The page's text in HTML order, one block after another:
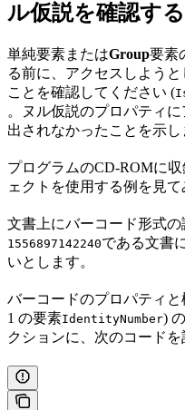
ル仮説を確認する
単純要素またはGroup要素
る前に、アクセスしよう
ことを確認してください (
。ヌル仮説のプロパティ
出されなかったことを示し
プログラムのCD-ROMに
ェクトを使用する例を見て
文書上にバーコード形式
1556897142240である文書
いとします。
バーコードのプロパティと
1 の要素IdentityNumber) の
クションに、次のコードを